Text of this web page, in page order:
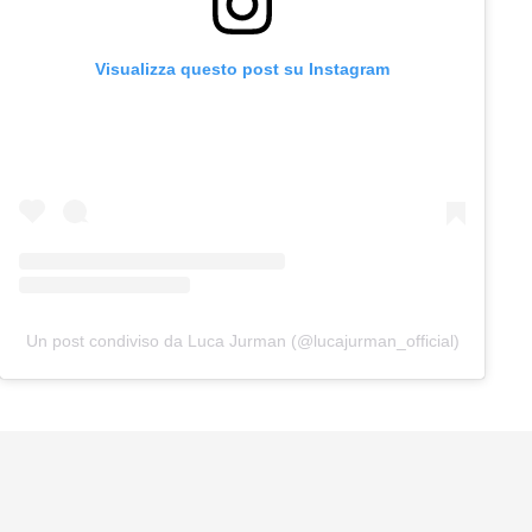
Visualizza questo post su Instagram
Un post condiviso da Luca Jurman (@lucajurman_official)